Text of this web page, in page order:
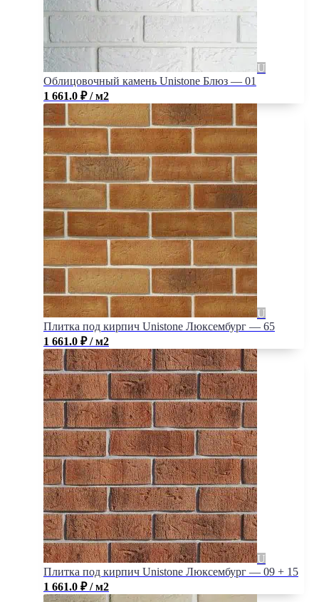
Облицовочный камень Unistone Блюз — 01
1 661.0 ₽ / м2
Плитка под кирпич Unistone Люксембург — 65
1 661.0 ₽ / м2
Плитка под кирпич Unistone Люксембург — 09 + 15
1 661.0 ₽ / м2